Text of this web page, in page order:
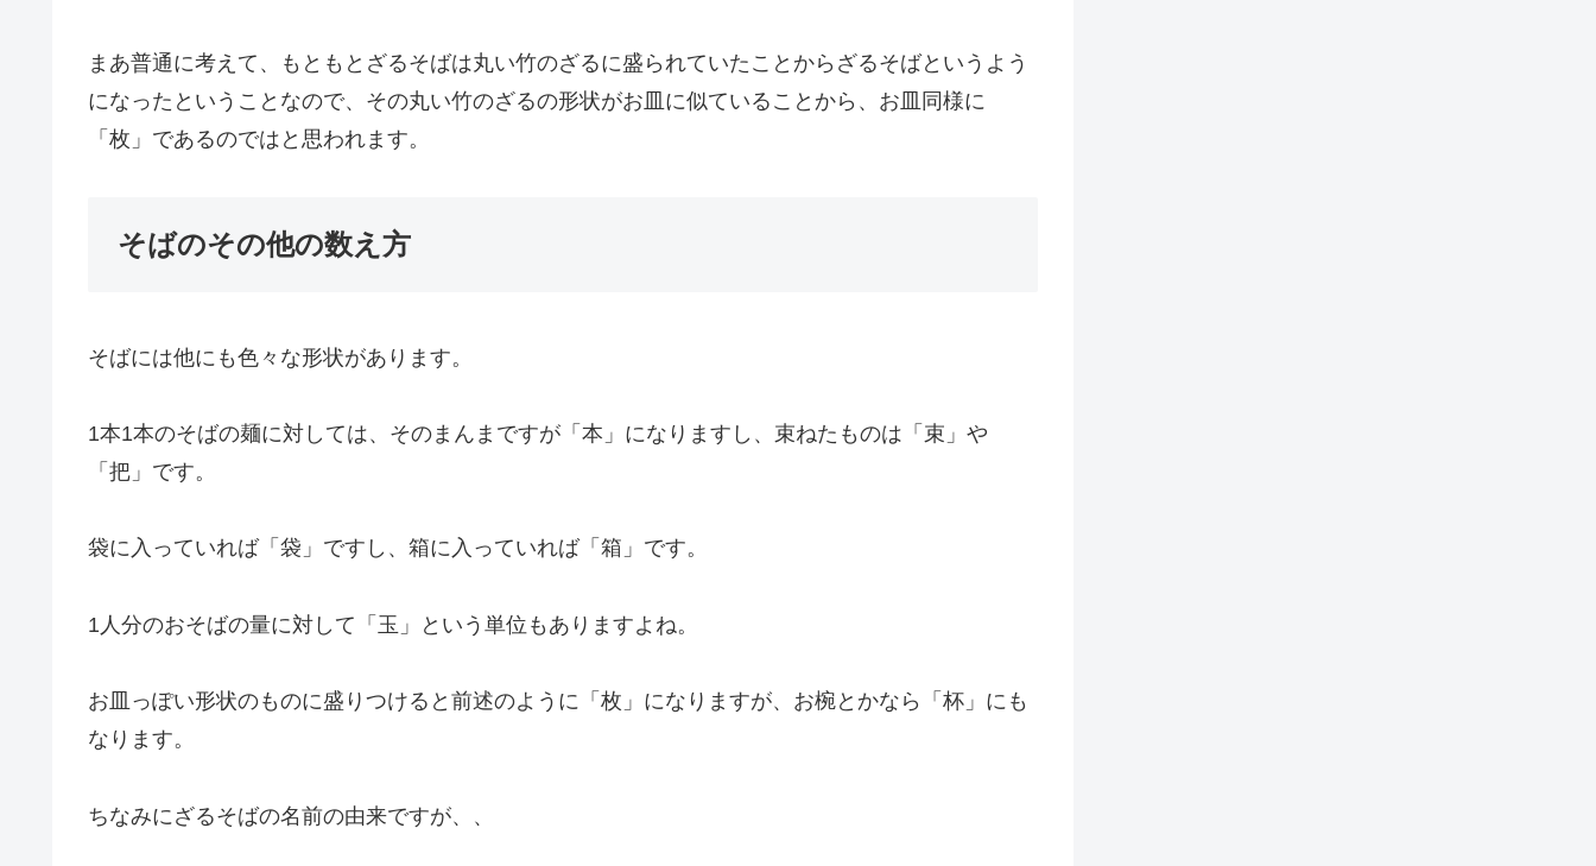
まあ普通に考えて、もともとざるそばは丸い竹のざるに盛られていたことからざるそばというよう
になったということなので、その丸い竹のざるの形状がお皿に似ていることから、お皿同様に
「枚」であるのではと思われます。
そばのその他の数え方
そばには他にも色々な形状があります。
1本1本のそばの麺に対しては、そのまんまですが「本」になりますし、束ねたものは「束」や
「把」です。
袋に入っていれば「袋」ですし、箱に入っていれば「箱」です。
1人分のおそばの量に対して「玉」という単位もありますよね。
お皿っぽい形状のものに盛りつけると前述のように「枚」になりますが、お椀とかなら「杯」にも
なります。
ちなみにざるそばの名前の由来ですが、、